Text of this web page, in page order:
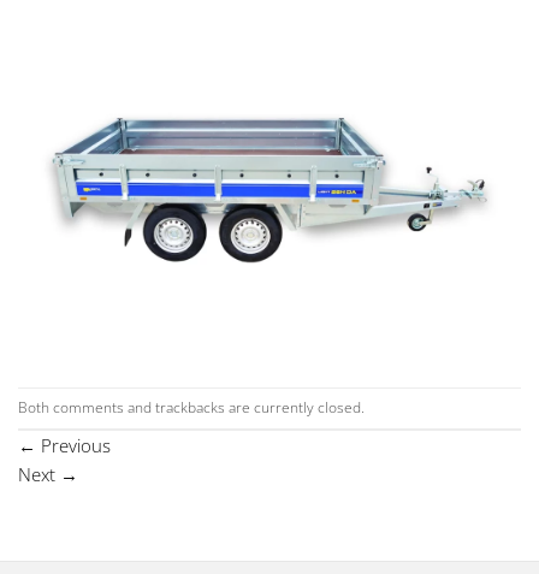
Both comments and trackbacks are currently closed.
← Previous
Next →